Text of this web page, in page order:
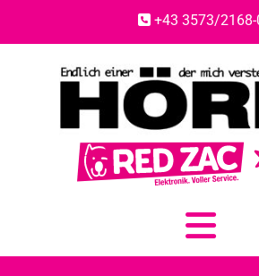
 +43 3573/2168-